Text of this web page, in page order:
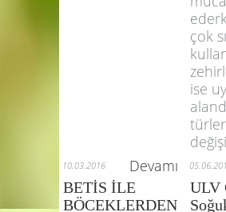
çok
ise